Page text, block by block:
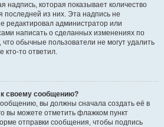
надпись, которая показывает количество
последней из них. Эта надпись не
редактировал администратор или
написать о сделанных изменениях по
обычные пользователи не могут удалить
кто-то ответил.
к своему сообщению?
вы должны сначала создать её в
вы можете отметить флажком пункт
отправки сообщения, чтобы подпись